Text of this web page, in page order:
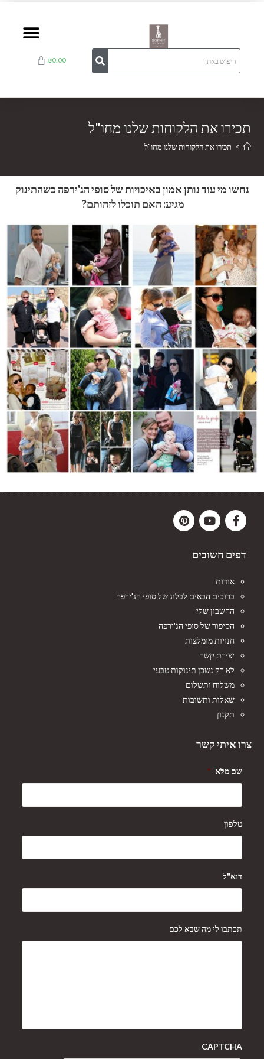
₪0.00
תכירו את הלקוחות שלנו מחו"ל
> תכירו את הלקוחות שלנו מחו"ל
נחשו מי עוד נותן אמון באיכויות של סופי הג'ירפה כשהתינוק
מגיע: האם תוכלו לזהותם?
דפים חשובים
אודות
ברוכים הבאים לבלוג של סופי הג'ירפה
החשבון שלי
הסיפור של סופי הג'ירפה
חנויות מומלצות
יצירת קשר
לא רק נשכן תינוקות טבעי
משלוח ותשלום
שאלות ותשובות
תקנון
צרו איתי קשר
שם מלא *
טלפון
דוא"ל
תכתבו לי מה שבא לכם
CAPTCHA